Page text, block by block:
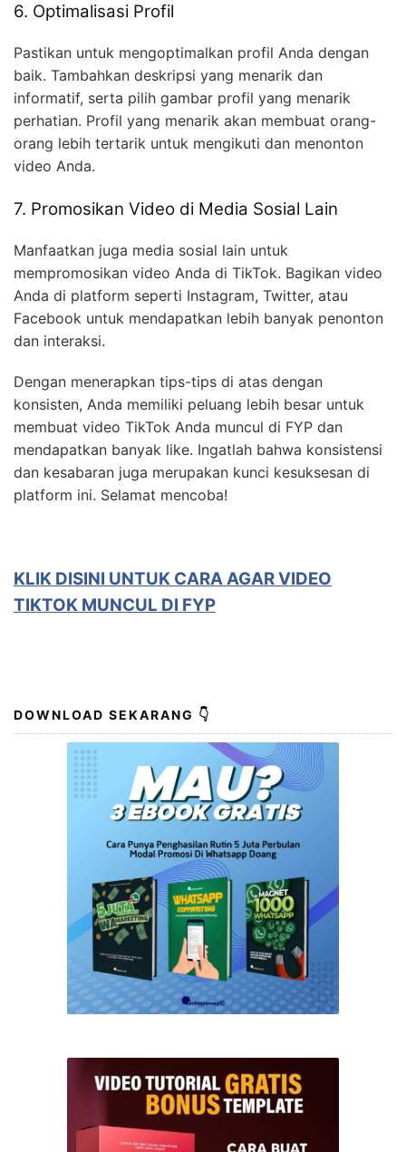
6. Optimalisasi Profil
Pastikan untuk mengoptimalkan profil Anda dengan
baik. Tambahkan deskripsi yang menarik dan
informatif, serta pilih gambar profil yang menarik
perhatian. Profil yang menarik akan membuat orang-
orang lebih tertarik untuk mengikuti dan menonton
video Anda.
7. Promosikan Video di Media Sosial Lain
Manfaatkan juga media sosial lain untuk
mempromosikan video Anda di TikTok. Bagikan video
Anda di platform seperti Instagram, Twitter, atau
Facebook untuk mendapatkan lebih banyak penonton
dan interaksi.
Dengan menerapkan tips-tips di atas dengan
konsisten, Anda memiliki peluang lebih besar untuk
membuat video TikTok Anda muncul di FYP dan
mendapatkan banyak like. Ingatlah bahwa konsistensi
dan kesabaran juga merupakan kunci kesuksesan di
platform ini. Selamat mencoba!
KLIK DISINI UNTUK CARA AGAR VIDEO
TIKTOK MUNCUL DI FYP
DOWNLOAD SEKARANG 👇